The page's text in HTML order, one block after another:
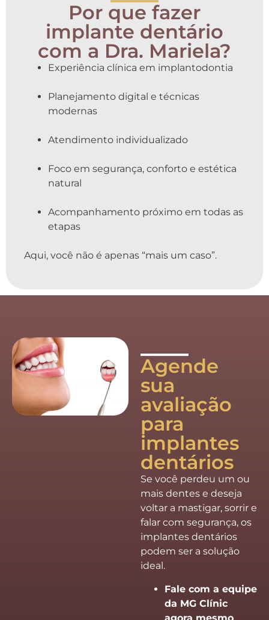
Por que fazer
implante dentário
com a Dra. Mariela?
Experiência clínica em implantodontia
Planejamento digital e técnicas
modernas
Atendimento individualizado
Foco em segurança, conforto e estética
natural
Acompanhamento próximo em todas as
etapas
Aqui, você não é apenas “mais um caso”.
Agende
sua
avaliação
para
implantes
dentários
Se você perdeu um ou
mais dentes e deseja
voltar a mastigar, sorrir e
falar com segurança, os
implantes dentários
podem ser a solução
ideal.
Fale com a equipe
da MG Clínic